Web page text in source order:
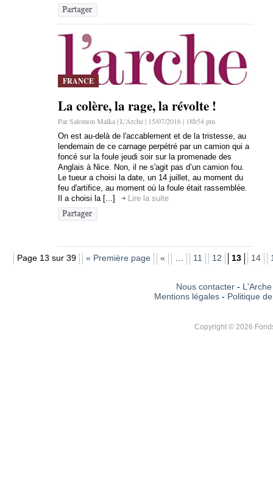
FRANCE
La colère, la rage, la révolte !
Par Salomon Malka | L'Arche | 15/07/2016 | 18h54 pm
On est au-delà de l'accablement et de la tristesse, au
lendemain de ce carnage perpétré par un camion qui a
foncé sur la foule jeudi soir sur la promenade des
Anglais à Nice. Non, il ne s'agit pas d’un camion fou.
Le tueur a choisi la date, un 14 juillet, au moment du
feu d'artifice, au moment où la foule était rassemblée.
Il a choisi la [...]
Lire la suite
Page 13 sur 39 « Première page « 11 12 13 14
Nous contacter-
Mentions légales - Politique
Copyright © 2026